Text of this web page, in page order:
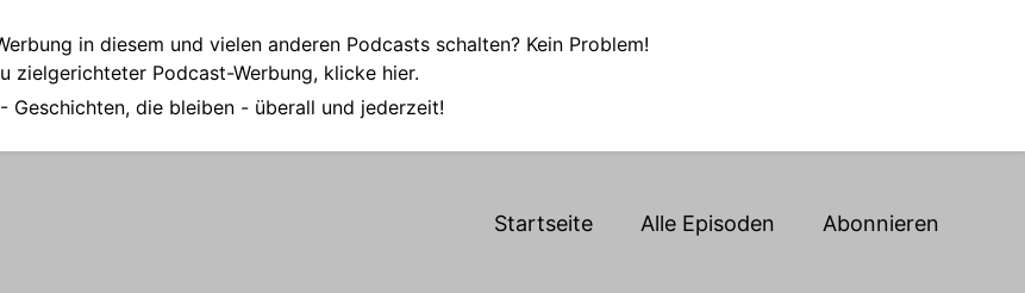
in diesem und vielen anderen Podcasts schalten? Kein Problem!
zielgerichteter Podcast-Werbung, klicke hier.
Geschichten, die bleiben - überall und jederzeit!
Startseite Alle Episoden Abonnieren